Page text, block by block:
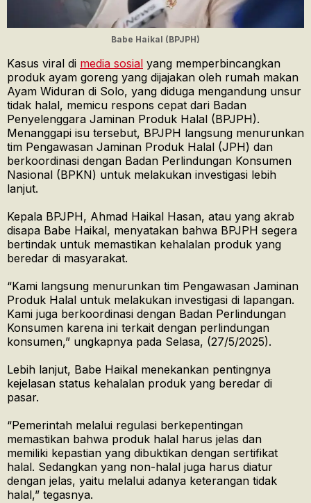
Babe Haikal (BPJPH)
Kasus viral di media sosial yang memperbincangkan
produk ayam goreng yang dijajakan oleh rumah makan
Ayam Widuran di Solo, yang diduga mengandung unsur
tidak halal, memicu respons cepat dari Badan
Penyelenggara Jaminan Produk Halal (BPJPH).
Menanggapi isu tersebut, BPJPH langsung menurunkan
tim Pengawasan Jaminan Produk Halal (JPH) dan
berkoordinasi dengan Badan Perlindungan Konsumen
Nasional (BPKN) untuk melakukan investigasi lebih
lanjut.
Kepala BPJPH, Ahmad Haikal Hasan, atau yang akrab
disapa Babe Haikal, menyatakan bahwa BPJPH segera
bertindak untuk memastikan kehalalan produk yang
beredar di masyarakat.
“Kami langsung menurunkan tim Pengawasan Jaminan
Produk Halal untuk melakukan investigasi di lapangan.
Kami juga berkoordinasi dengan Badan Perlindungan
Konsumen karena ini terkait dengan perlindungan
konsumen,” ungkapnya pada Selasa, (27/5/2025).
Lebih lanjut, Babe Haikal menekankan pentingnya
kejelasan status kehalalan produk yang beredar di
pasar.
“Pemerintah melalui regulasi berkepentingan
memastikan bahwa produk halal harus jelas dan
memiliki kepastian yang dibuktikan dengan sertifikat
halal. Sedangkan yang non-halal juga harus diatur
dengan jelas, yaitu melalui adanya keterangan tidak
halal,” tegasnya.